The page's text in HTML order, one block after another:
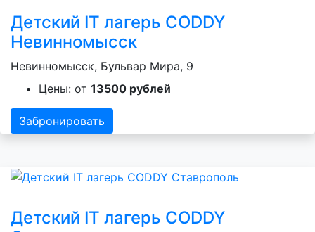
Детский IT лагерь CODDY
Невинномысск
Невинномысск, Бульвар Мира, 9
Цены: от 13500 рублей
Забронировать
Детский IT лагерь CODDY